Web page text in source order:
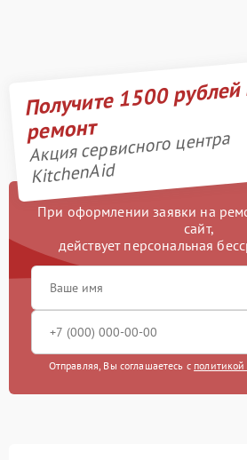
Получите 1500
ремонт
Акция сервисного центра
KitchenAid
При оформлении заявки на
сайт,
действует персональная
Отправляя, Вы соглашаетесь с